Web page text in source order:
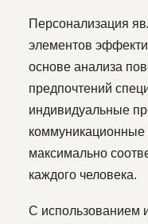
Персонализация
элементов
основе анализа
предпочтений
индивидуальные
максимально
каждого человека.
С использованием